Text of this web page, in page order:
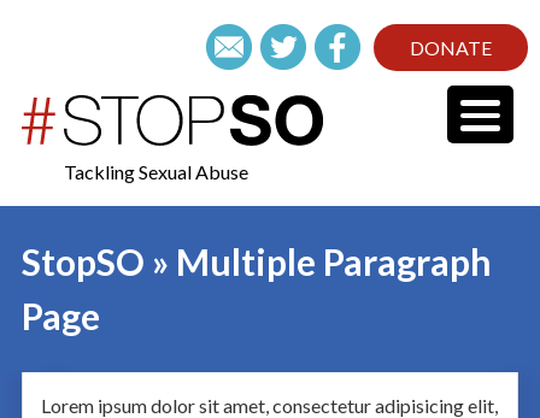
DONATE
Tackling Sexual Abuse
StopSO » Multiple Paragraph
Page
Lorem ipsum dolor sit amet, consectetur adipisicing elit,